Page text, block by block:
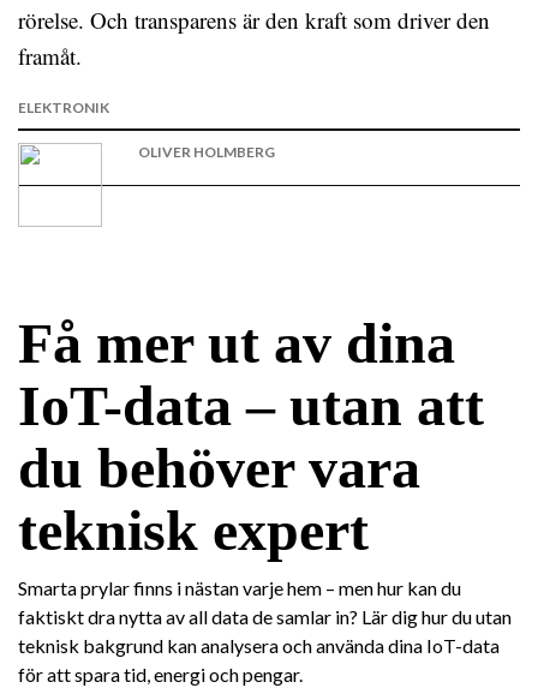
rörelse. Och transparens är den kraft som driver den
framåt.
ELEKTRONIK
OLIVER HOLMBERG
Få mer ut av dina
IoT-data – utan att
du behöver vara
teknisk expert
Smarta prylar finns i nästan varje hem – men hur kan du
faktiskt dra nytta av all data de samlar in? Lär dig hur du utan
teknisk bakgrund kan analysera och använda dina IoT-data
för att spara tid, energi och pengar.